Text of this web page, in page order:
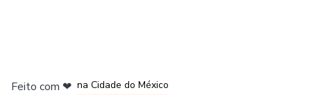
Feito com ❤ na Cidade do México